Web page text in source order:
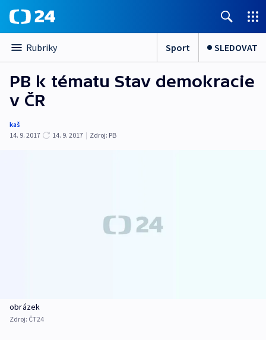
Rubriky Sport SLEDOVAT
PB k tématu Stav demokracie
v ČR
kaš
14. 9. 2017
14. 9. 2017 | Zdroj: PB
obrázek
Zdroj: ČT24